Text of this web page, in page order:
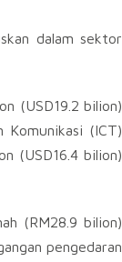
dalam sektor
(USD19.2 bilion)
(ICT)
(USD16.4 bilion)
(RM28.9 bilion)
pengedaran